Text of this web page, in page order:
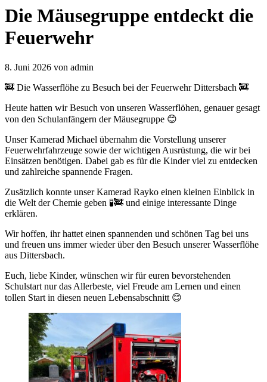
Die Mäusegruppe entdeckt die
Feuerwehr
8. Juni 2026 von admin
🚒 Die Wasserflöhe zu Besuch bei der Feuerwehr Dittersbach 🚒
Heute hatten wir Besuch von unseren Wasserflöhen, genauer gesagt
von den Schulanfängern der Mäusegruppe 😊
Unser Kamerad Michael übernahm die Vorstellung unserer
Feuerwehrfahrzeuge sowie der wichtigen Ausrüstung, die wir bei
Einsätzen benötigen. Dabei gab es für die Kinder viel zu entdecken
und zahlreiche spannende Fragen.
Zusätzlich konnte unser Kamerad Rayko einen kleinen Einblick in
die Welt der Chemie geben 🧪🚒 und einige interessante Dinge
erklären.
Wir hoffen, ihr hattet einen spannenden und schönen Tag bei uns
und freuen uns immer wieder über den Besuch unserer Wasserflöhe
aus Dittersbach.
Euch, liebe Kinder, wünschen wir für euren bevorstehenden
Schulstart nur das Allerbeste, viel Freude am Lernen und einen
tollen Start in diesen neuen Lebensabschnitt 😊